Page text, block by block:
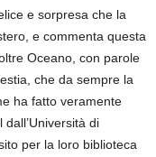
e sorpresa che la
e commenta questa
Oceano, con parole
che da sempre la
ha fatto veramente
di
per la loro biblioteca